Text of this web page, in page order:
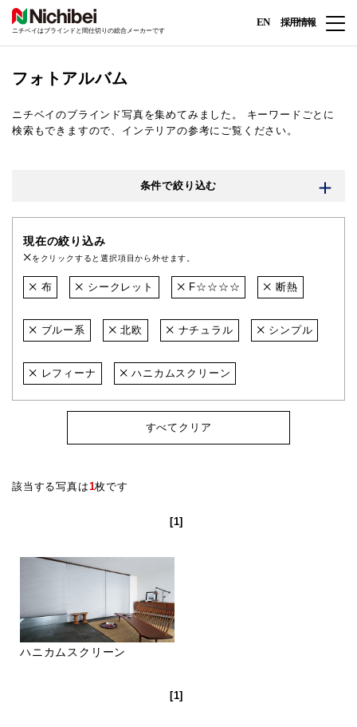
ニチベイはブラインドと間仕切りの総合メーカーです
EN 採用情報
フォトアルバム
ニチベイのブラインド写真を集めてみました。
キーワードごとに
検索もできますので、インテリアの参考にご覧ください。
条件で絞り込む
現在の絞り込み
をクリックすると選択項目から外せます。
布 シークレット F☆☆☆☆ 断熱
ブルー系 北欧 ナチュラル シンプル
レフィーナ ハニカムスクリーン
すべてクリア
該当する写真は1枚です
[1]
ハニカムスクリーン
[1]